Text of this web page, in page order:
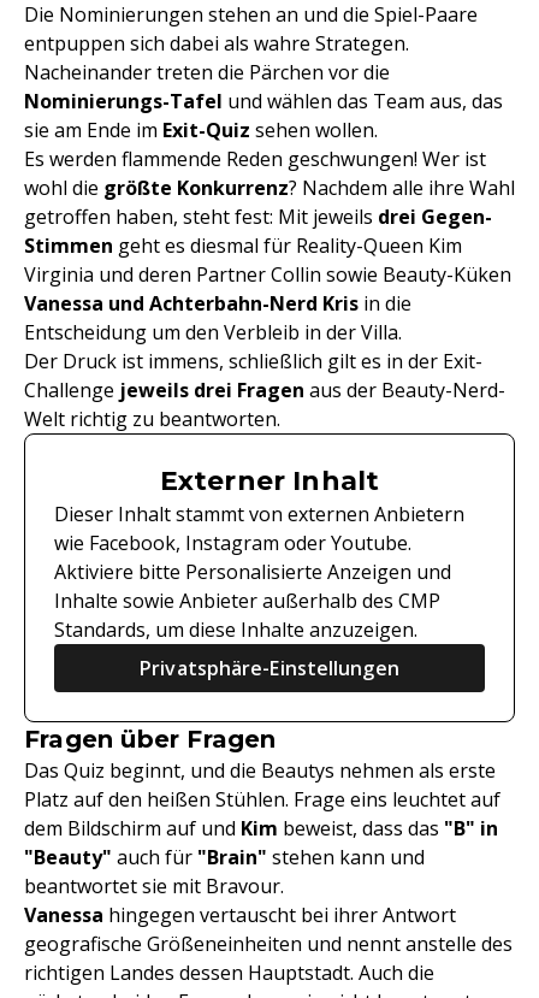
Die Nominierungen stehen an und die Spiel-Paare
entpuppen sich dabei als wahre Strategen.
Nacheinander treten die Pärchen vor die
Nominierungs-Tafel und wählen das Team aus, das
sie am Ende im Exit-Quiz sehen wollen.
Es werden flammende Reden geschwungen! Wer ist
wohl die größte Konkurrenz? Nachdem alle ihre Wahl
getroffen haben, steht fest: Mit jeweils drei Gegen-
Stimmen geht es diesmal für Reality-Queen Kim
Virginia und deren Partner Collin sowie Beauty-Küken
Vanessa und Achterbahn-Nerd Kris in die
Entscheidung um den Verbleib in der Villa.
Der Druck ist immens, schließlich gilt es in der Exit-
Challenge jeweils drei Fragen aus der Beauty-Nerd-
Welt richtig zu beantworten.
Externer Inhalt
Dieser Inhalt stammt von externen Anbietern
wie Facebook, Instagram oder Youtube.
Aktiviere bitte Personalisierte Anzeigen und
Inhalte sowie Anbieter außerhalb des CMP
Standards, um diese Inhalte anzuzeigen.
Privatsphäre-Einstellungen
Fragen über Fragen
Das Quiz beginnt, und die Beautys nehmen als erste
Platz auf den heißen Stühlen. Frage eins leuchtet auf
dem Bildschirm auf und Kim beweist, dass das "B" in
"Beauty" auch für "Brain" stehen kann und
beantwortet sie mit Bravour.
Vanessa hingegen vertauscht bei ihrer Antwort
geografische Größeneinheiten und nennt anstelle des
richtigen Landes dessen Hauptstadt. Auch die